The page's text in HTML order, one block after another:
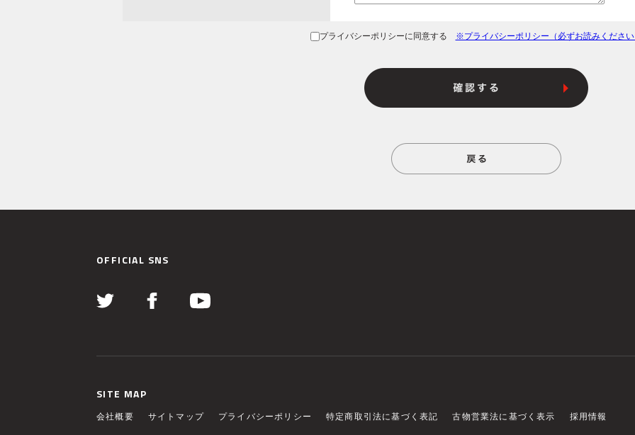
プライバシーポリシーに同意する ※プライバシーポリシー（必ずお読みくださ
OFFICIAL SNS
SITE MAP
会社概要 サイトマップ プライバシーポリシー 特定商取引法に基づく表記 古物営業法に基づく表示 採用情報